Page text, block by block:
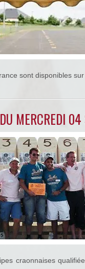
sont disponibles
MERCREDI
craonnaises